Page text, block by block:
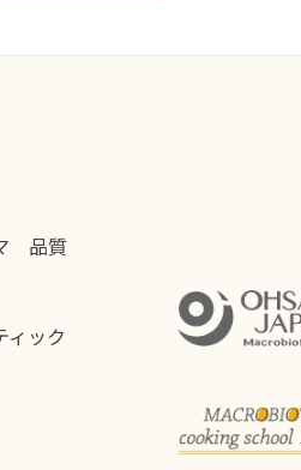
品質
ィック